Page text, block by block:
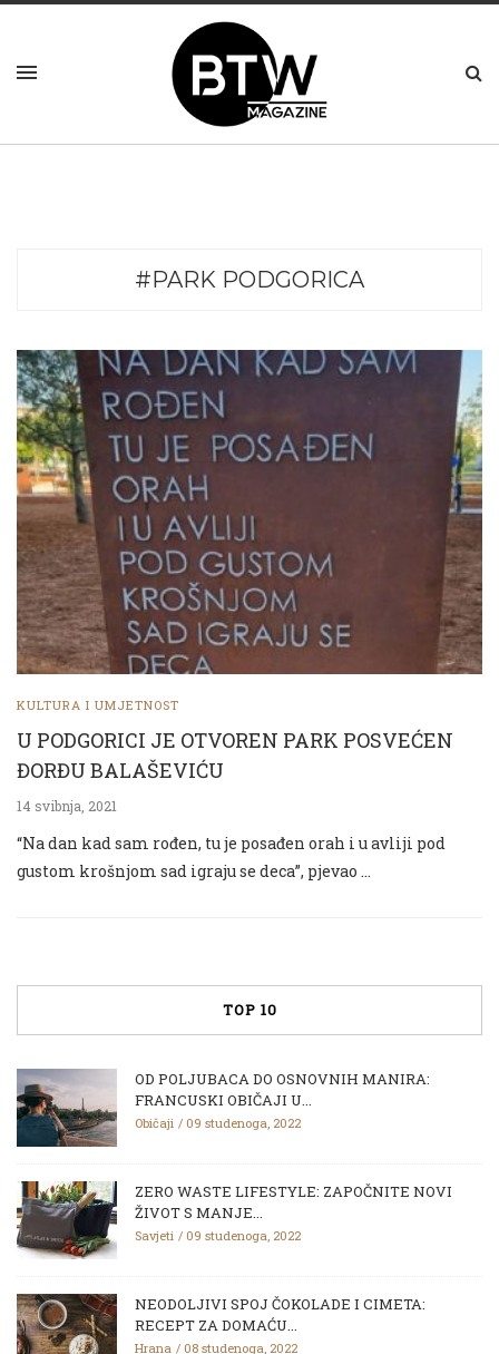
#PARK PODGORICA
KULTURA I UMJETNOST
U PODGORICI JE OTVOREN PARK POSVEĆEN
ĐORĐU BALAŠEVIĆU
14 svibnja, 2021
“Na dan kad sam rođen, tu je posađen orah i u avliji pod
gustom krošnjom sad igraju se deca”, pjevao …
TOP 10
OD POLJUBACA DO OSNOVNIH MANIRA:
FRANCUSKI OBIČAJI U...
Običaji 09 studenoga, 2022
ZERO WASTE LIFESTYLE: ZAPOČNITE NOVI
ŽIVOT S MANJE...
Savjeti 09 studenoga, 2022
NEODOLJIVI SPOJ ČOKOLADE I CIMETA:
RECEPT ZA DOMAĆU...
Hrana 08 studenoga, 2022